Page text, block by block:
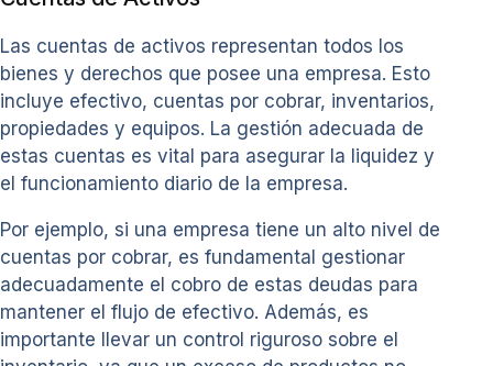
Las cuentas de activos representan todos los
bienes y derechos que posee una empresa. Esto
incluye efectivo, cuentas por cobrar, inventarios,
propiedades y equipos. La gestión adecuada de
estas cuentas es vital para asegurar la liquidez y
el funcionamiento diario de la empresa.
Por ejemplo, si una empresa tiene un alto nivel de
cuentas por cobrar, es fundamental gestionar
adecuadamente el cobro de estas deudas para
mantener el flujo de efectivo. Además, es
importante llevar un control riguroso sobre el